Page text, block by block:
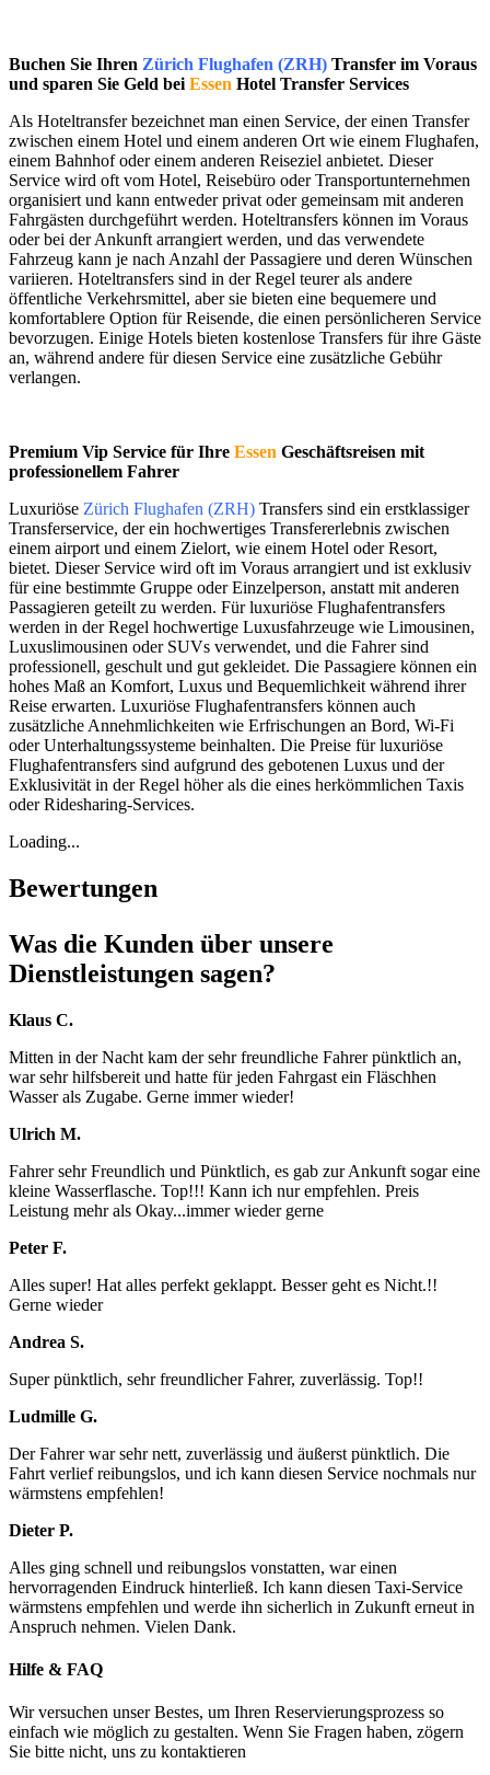
Buchen Sie Ihren Zürich Flughafen (ZRH) Transfer im Voraus
und sparen Sie Geld bei Essen Hotel Transfer Services
Als Hoteltransfer bezeichnet man einen Service, der einen Transfer
zwischen einem Hotel und einem anderen Ort wie einem Flughafen,
einem Bahnhof oder einem anderen Reiseziel anbietet. Dieser
Service wird oft vom Hotel, Reisebüro oder Transportunternehmen
organisiert und kann entweder privat oder gemeinsam mit anderen
Fahrgästen durchgeführt werden. Hoteltransfers können im Voraus
oder bei der Ankunft arrangiert werden, und das verwendete
Fahrzeug kann je nach Anzahl der Passagiere und deren Wünschen
variieren. Hoteltransfers sind in der Regel teurer als andere
öffentliche Verkehrsmittel, aber sie bieten eine bequemere und
komfortablere Option für Reisende, die einen persönlicheren Service
bevorzugen. Einige Hotels bieten kostenlose Transfers für ihre Gäste
an, während andere für diesen Service eine zusätzliche Gebühr
verlangen.
Premium Vip Service für Ihre Essen Geschäftsreisen mit
professionellem Fahrer
Luxuriöse Zürich Flughafen (ZRH) Transfers sind ein erstklassiger
Transferservice, der ein hochwertiges Transfererlebnis zwischen
einem airport und einem Zielort, wie einem Hotel oder Resort,
bietet. Dieser Service wird oft im Voraus arrangiert und ist exklusiv
für eine bestimmte Gruppe oder Einzelperson, anstatt mit anderen
Passagieren geteilt zu werden. Für luxuriöse Flughafentransfers
werden in der Regel hochwertige Luxusfahrzeuge wie Limousinen,
Luxuslimousinen oder SUVs verwendet, und die Fahrer sind
professionell, geschult und gut gekleidet. Die Passagiere können ein
hohes Maß an Komfort, Luxus und Bequemlichkeit während ihrer
Reise erwarten. Luxuriöse Flughafentransfers können auch
zusätzliche Annehmlichkeiten wie Erfrischungen an Bord, Wi-Fi
oder Unterhaltungssysteme beinhalten. Die Preise für luxuriöse
Flughafentransfers sind aufgrund des gebotenen Luxus und der
Exklusivität in der Regel höher als die eines herkömmlichen Taxis
oder Ridesharing-Services.
Loading...
Bewertungen
Was die Kunden über unsere
Dienstleistungen sagen?
Klaus C.
Mitten in der Nacht kam der sehr freundliche Fahrer pünktlich an,
war sehr hilfsbereit und hatte für jeden Fahrgast ein Fläschhen
Wasser als Zugabe. Gerne immer wieder!
Ulrich M.
Fahrer sehr Freundlich und Pünktlich, es gab zur Ankunft sogar eine
kleine Wasserflasche. Top!!! Kann ich nur empfehlen. Preis
Leistung mehr als Okay...immer wieder gerne
Peter F.
Alles super! Hat alles perfekt geklappt. Besser geht es Nicht.!!
Gerne wieder
Andrea S.
Super pünktlich, sehr freundlicher Fahrer, zuverlässig. Top!!
Ludmille G.
Der Fahrer war sehr nett, zuverlässig und äußerst pünktlich. Die
Fahrt verlief reibungslos, und ich kann diesen Service nochmals nur
wärmstens empfehlen!
Dieter P.
Alles ging schnell und reibungslos vonstatten, war einen
hervorragenden Eindruck hinterließ. Ich kann diesen Taxi-Service
wärmstens empfehlen und werde ihn sicherlich in Zukunft erneut in
Anspruch nehmen. Vielen Dank.
Hilfe & FAQ
Wir versuchen unser Bestes, um Ihren Reservierungsprozess so
einfach wie möglich zu gestalten. Wenn Sie Fragen haben, zögern
Sie bitte nicht, uns zu kontaktieren